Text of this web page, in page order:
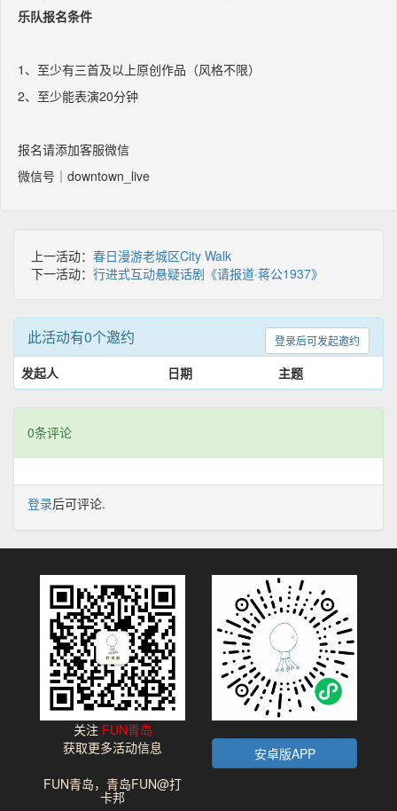
乐队报名条件
1、至少有三首及以上原创作品（风格不限）
2、至少能表演20分钟
报名请添加客服微信
微信号｜downtown_live
上一活动： 春日漫游老城区City Walk
下一活动： 行进式互动悬疑话剧《请报道·蒋公1937》
登录后可发起邀约
此活动有0个邀约
发起人 日期 主题
0条评论
登录后可评论.
关注 FUN青岛
获取更多活动信息
安卓版APP
FUN青岛，青岛FUN@打
卡邦